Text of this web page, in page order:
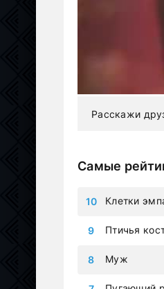
современные
Расскажи
Самые
Муж
Птичья
Клетки